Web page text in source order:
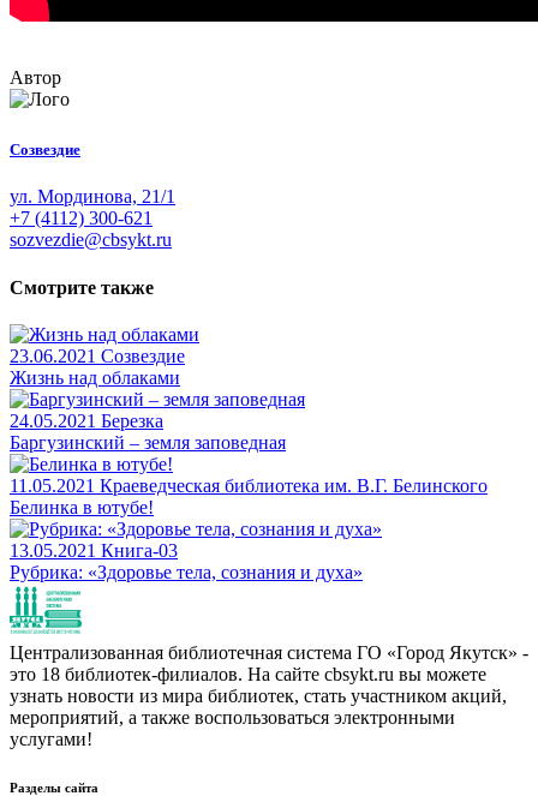
Автор
Созвездие
ул. Мординова, 21/1
+7 (4112) 300-621
sozvezdie@cbsykt.ru
Смотрите также
23.06.2021 Созвездие
Жизнь над облаками
24.05.2021 Березка
Баргузинский – земля заповедная
11.05.2021 Краеведческая библиотека им. В.Г. Белинского
Белинка в ютубе!
13.05.2021 Книга-03
Рубрика: «Здоровье тела, сознания и духа»
Централизованная библиотечная система ГО «Город Якутск» -
это 18 библиотек-филиалов. На сайте cbsykt.ru вы можете
узнать новости из мира библиотек, стать участником акций,
мероприятий, а также воспользоваться электронными
услугами!
Разделы сайта